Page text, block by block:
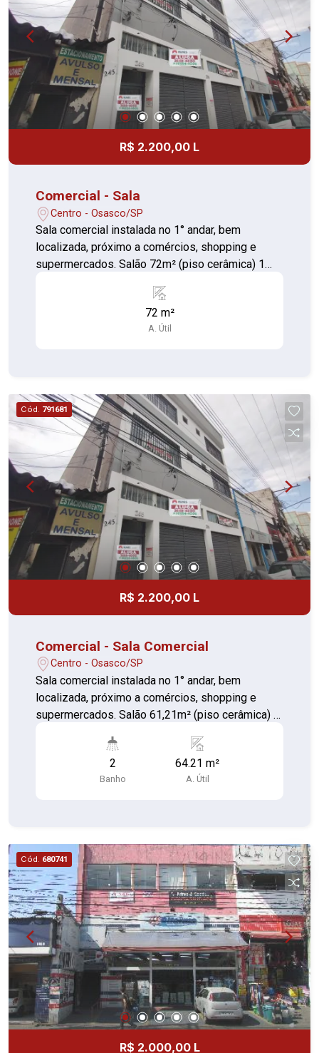
R$ 2.200,00 L
Comercial - Sala
Centro - Osasco/SP
Sala comercial instalada no 1° andar, bem
localizada, próximo a comércios, shopping e
supermercados. Salão 72m² (piso cerâmica) 1
coletivo no hall (piso cerâmica) Recepção comum
72 m²
A. Útil
Cód. 791681
R$ 2.200,00 L
Comercial - Sala Comercial
Centro - Osasco/SP
Sala comercial instalada no 1° andar, bem
localizada, próximo a comércios, shopping e
supermercados. Salão 61,21m² (piso cerâmica) 1
coletivo no hall (piso cerâmica) Recepção comum
para mais 4 salas Sala de frente a rua João
2
Banho
64.21 m²
A. Útil
Cód. 680741
R$ 2.000,00 L